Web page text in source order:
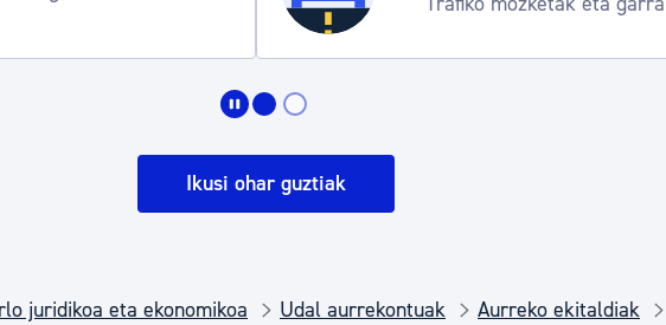
Gune publikoa, hondakinak eta
Euskara
Ikusi ohar guztiak
juridikoa eta ekonomikoa Udal aurrekontuak Aurreko ekitaldiak